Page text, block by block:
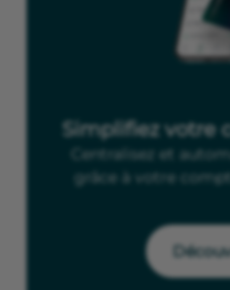
Simplifiez votre
Centralisez et
grâce à votre